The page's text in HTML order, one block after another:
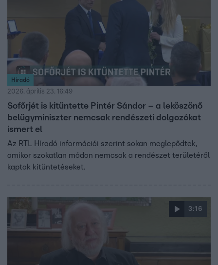
Híradó
2026. április 23. 16:49
Sofőrjét is kitüntette Pintér Sándor – a leköszönő
belügyminiszter nemcsak rendészeti dolgozókat
ismert el
Az RTL Híradó információi szerint sokan meglepődtek,
amikor szokatlan módon nemcsak a rendészet területéről
kaptak kitüntetéseket.
3:16